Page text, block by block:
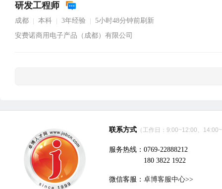
研发工程师
成都 本科 3年经验
5小时48分钟前刷新
安费诺商用电子产品（成都）有限公司
联系方式 （工作日：9:00~12:00、
服务热线：0769-22888212
180 3822 1922
微信客服： 卓博客服中心>>